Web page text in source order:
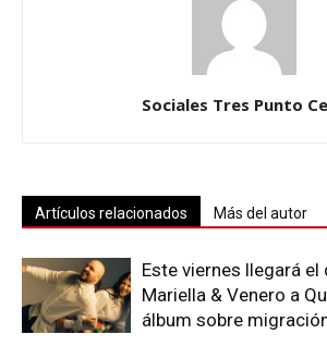
Sociales Tres Punto
Artículos relacionados Más del autor
Este viernes llegará el
Mariella & Venero a
álbum sobre